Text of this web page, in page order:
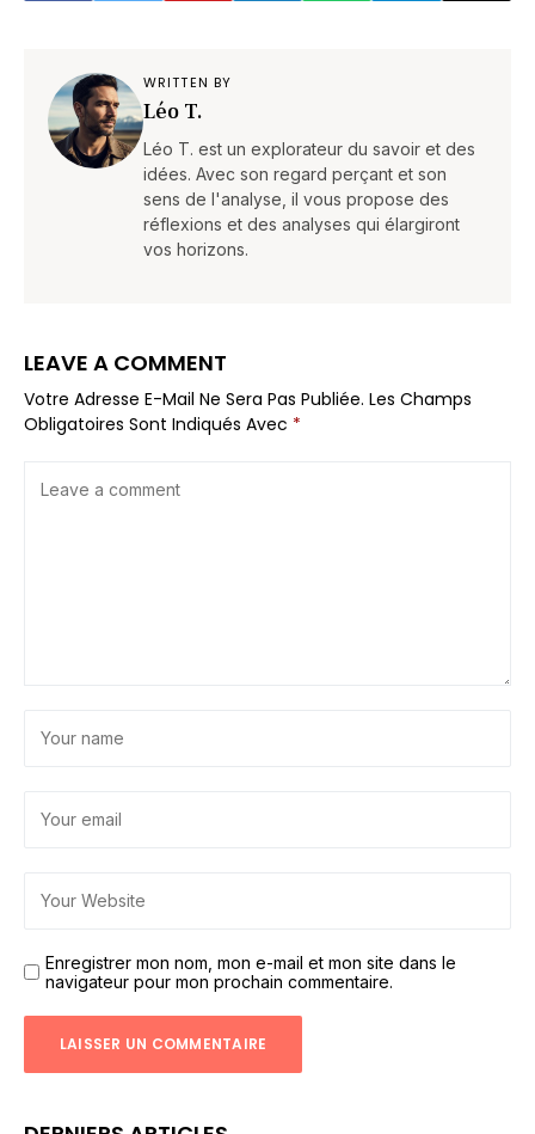
WRITTEN BY
Léo T.
Léo T. est un explorateur du savoir et des
idées. Avec son regard perçant et son
sens de l'analyse, il vous propose des
réflexions et des analyses qui élargiront
vos horizons.
LEAVE A COMMENT
Votre Adresse E-Mail Ne Sera Pas Publiée. Les Champs
Obligatoires Sont Indiqués Avec *
Enregistrer mon nom, mon e-mail et mon site dans le
navigateur pour mon prochain commentaire.